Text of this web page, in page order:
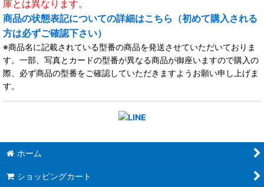
庫とは異なります。
商品の状態表記についての詳細はこちら（初めて購入される
方は必ずご確認下さい）
※商品名に記載されている型番の商品を発送させていただいておりま
す。一部、写真とカードの型番が異なる商品が御座いますので購入の
際、必ず商品の型番をご確認していただきますようお願い申し上げま
す。
ホーム
ショッピングカート